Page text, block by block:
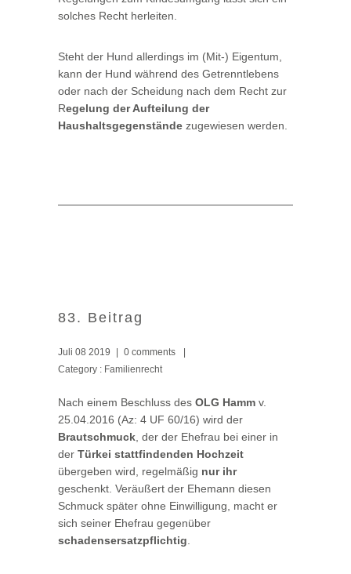
solches Recht herleiten.
Steht der Hund allerdings im (Mit-) Eigentum,
kann der Hund während des Getrenntlebens
oder nach der Scheidung nach dem Recht zur
Regelung der Aufteilung der
Haushaltsgegenstände zugewiesen werden.
83. Beitrag
Juli 08 2019 0 comments
Category : Familienrecht
Nach einem Beschluss des OLG Hamm v.
25.04.2016 (Az: 4 UF 60/16) wird der
Brautschmuck, der der Ehefrau bei einer in
der Türkei stattfindenden Hochzeit
übergeben wird, regelmäßig nur ihr
geschenkt. Veräußert der Ehemann diesen
Schmuck später ohne Einwilligung, macht er
sich seiner Ehefrau gegenüber
schadensersatzpflichtig.